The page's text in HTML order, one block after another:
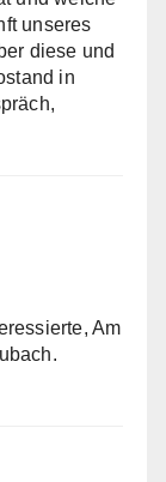
unseres
diese und
in
Am